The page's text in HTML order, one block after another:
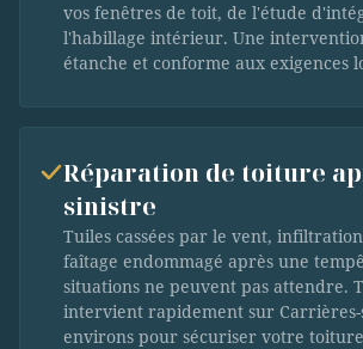
vos fenêtres de toit, de l'étude
l'habillage intérieur. Une
étanche et conforme aux exigences
Réparation de toiture
sinistre
Tuiles cassées par le vent,
faîtage endommagé après une
situations ne peuvent pas attendre.
intervient rapidement sur Carrières-
environs pour sécuriser votre